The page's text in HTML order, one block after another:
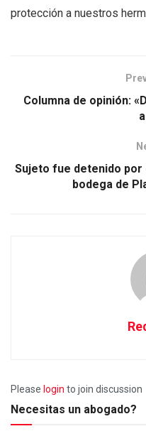
protección a nuestros
Columna de opinión:
Sujeto fue detenido
bodega de
Please login to join discussion
Necesitas un abogado?